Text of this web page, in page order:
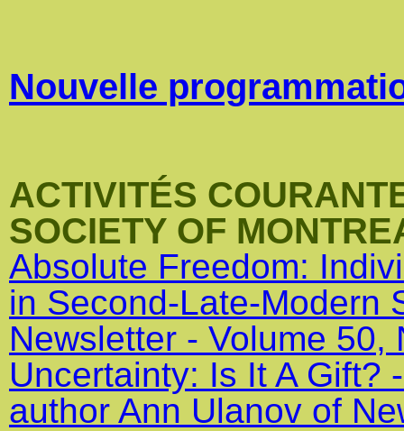
Nouvelle
ACTIVITÉS
SOCIETY OF
Absolute Freedom:
in Second-Late-Modern
Newsletter - Volume 50,
Uncertainty: Is It A Gift?
author Ann Ulanov of